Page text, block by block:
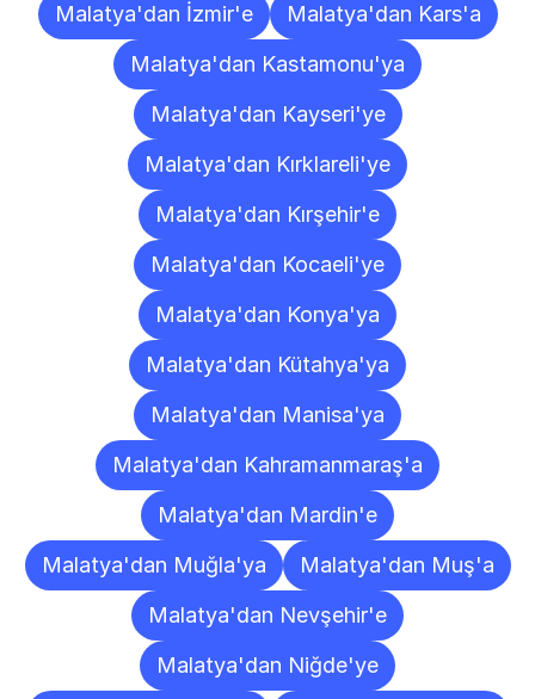
Malatya'dan İzmir'e
Malatya'dan Kars'a
Malatya'dan Kastamonu'ya
Malatya'dan Kayseri'ye
Malatya'dan Kırklareli'ye
Malatya'dan Kırşehir'e
Malatya'dan Kocaeli'ye
Malatya'dan Konya'ya
Malatya'dan Kütahya'ya
Malatya'dan Manisa'ya
Malatya'dan Kahramanmaraş'a
Malatya'dan Mardin'e
Malatya'dan Muğla'ya
Malatya'dan Muş'a
Malatya'dan Nevşehir'e
Malatya'dan Niğde'ye